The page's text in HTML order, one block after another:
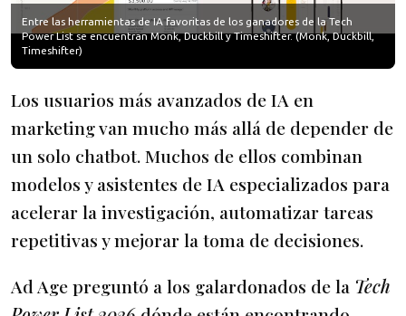
Entre las herramientas de IA favoritas de los ganadores de la Tech
Power List se encuentran Monk, Duckbill y Timeshifter. (Monk, Duckbill,
Timeshifter)
Los usuarios más avanzados de IA en
marketing van mucho más allá de depender de
un solo chatbot. Muchos de ellos combinan
modelos y asistentes de IA especializados para
acelerar la investigación, automatizar tareas
repetitivas y mejorar la toma de decisiones.
Ad Age preguntó a los galardonados de la Tech